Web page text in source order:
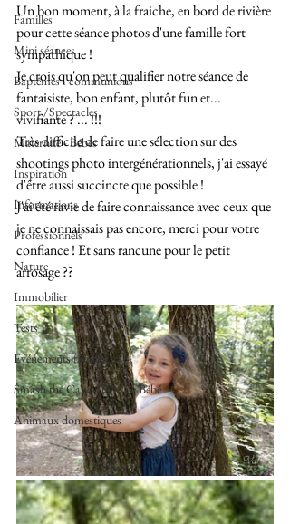
Familles
Mini séances
Baptêmes - communions
Sport /Spectacles
Maternité - Bébés
Inspiration
Informations
Professionnels
Nature
Immobilier
Tests
Evénements familiaux
Smash the Cake - Bain de Bébé
Animaux domestiques
Un bon moment, à la fraiche, en bord de rivière
pour cette séance photos d'une famille fort
sympathique !
Je crois qu'on peut qualifier notre séance de
fantaisiste, bon enfant, plutôt fun et...
vivifiante ? ... !!!
Très difficile de faire une sélection sur des
shootings photo intergénérationnels, j'ai essayé
d'être aussi succincte que possible !
J'ai été ravie de faire connaissance avec ceux que
je ne connaissais pas encore, merci pour votre
confiance ! Et sans rancune pour le petit
arrosage ??